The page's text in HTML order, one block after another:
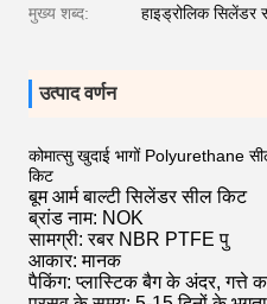
मुख्य शब्द: हाइड्रोलिक सिलेंडर
उत्पाद वर्णन
कोमात्सु खुदाई भागों Polyurethane
किट
बूम आर्म बाल्टी सिलेंडर सील किट
ब्रांड नाम: NOK
सामग्री: रबर NBR PTFE पु
आकार: मानक
पैकिंग: प्लास्टिक बैग के अंदर, गत्ते